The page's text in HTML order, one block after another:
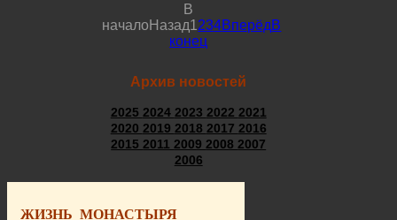
В
начало Назад1234ВперёдВ
конец
Архив новостей
2025 2024 2023 2022 2021
2020 2019 2018 2017 2016
20152011200920082007
2006
ЖИЗНЬ МОНАСТЫРЯ